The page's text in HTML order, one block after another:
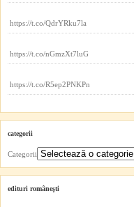
https://t.co/QdrYRku7la
https://t.co/nGmzXt7luG
https://t.co/R5ep2PNKPn
categorii
Categorii
edituri româneşti